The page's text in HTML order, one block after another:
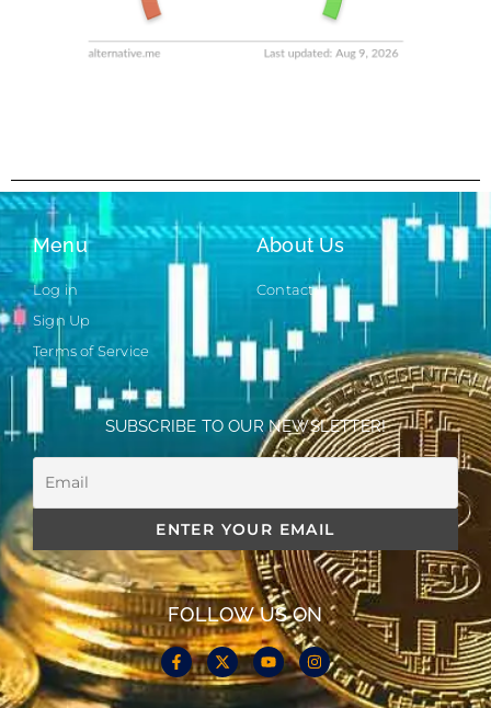
Menu
Log in
Sign Up
Terms of Service
About Us
Contact
SUBSCRIBE TO OUR NEWSLETTER!
FOLLOW US ON